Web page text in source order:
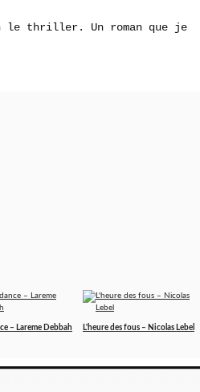
le thriller. Un roman que je
– Lareme Debbah
L'heure des fous – Nicolas Lebel